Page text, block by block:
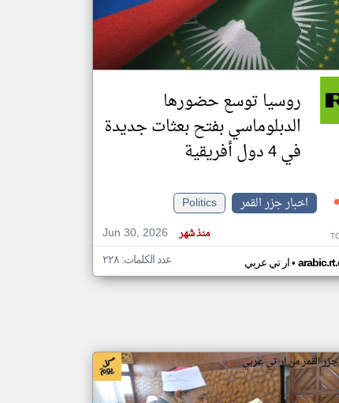
تغيير الدولة
اخبار جزر القمر على مدار الساعة
أهم اخبار جزر القمر العاجلة والمباشرة
روسيا توسع حضورها
الدبلوماسي بفتح بعثات جديدة
في 4 دول أفريقية
اخبار جزر القمر
Politics
Jun 30, 2026
منذ شهر
ار تي عربي• عدد الكلمات: ٢٢٨
جزر القمر من ار تي عربي
klyoum.com